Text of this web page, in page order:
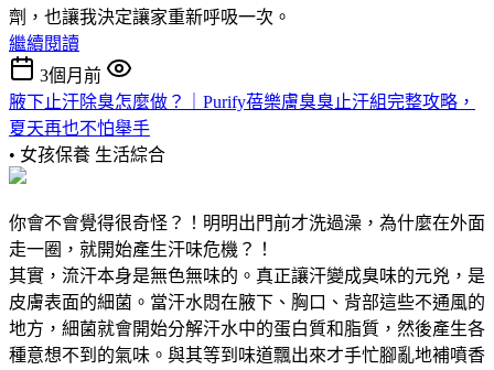
劑，也讓我決定讓家重新呼吸一次。
繼續閱讀
3個月前
腋下止汗除臭怎麼做？｜Purify蓓樂膚臭臭止汗組完整攻略，
夏天再也不怕舉手
• 女孩保養 生活綜合
你會不會覺得很奇怪？！明明出門前才洗過澡，為什麼在外面
走一圈，就開始產生汗味危機？！
其實，流汗本身是無色無味的。真正讓汗變成臭味的元兇，是
皮膚表面的細菌。當汗水悶在腋下、胸口、背部這些不通風的
地方，細菌就會開始分解汗水中的蛋白質和脂質，然後產生各
種意想不到的氣味。與其等到味道飄出來才手忙腳亂地補噴香